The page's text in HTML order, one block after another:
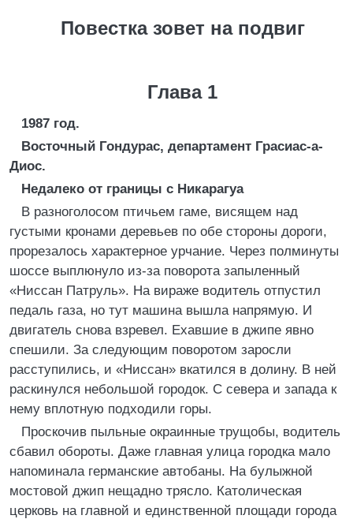
Повестка зовет на подвиг
Глава 1
1987 год.
Восточный Гондурас, департамент Грасиас-а-
Диос.
Недалеко от границы с Никарагуа
В разноголосом птичьем гаме, висящем над
густыми кронами деревьев по обе стороны дороги,
прорезалось характерное урчание. Через полминуты
шоссе выплюнуло из-за поворота запыленный
«Ниссан Патруль». На вираже водитель отпустил
педаль газа, но тут машина вышла напрямую. И
двигатель снова взревел. Ехавшие в джипе явно
спешили. За следующим поворотом заросли
расступились, и «Ниссан» вкатился в долину. В ней
раскинулся небольшой городок. С севера и запада к
нему вплотную подходили горы.
Проскочив пыльные окраинные трущобы, водитель
сбавил обороты. Даже главная улица городка мало
напоминала германские автобаны. На булыжной
мостовой джип нещадно трясло. Католическая
церковь на главной и единственной площади города